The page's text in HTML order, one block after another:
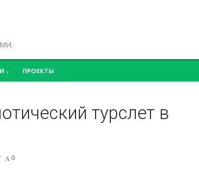
ПРОЕКТЫ
турслет в
0